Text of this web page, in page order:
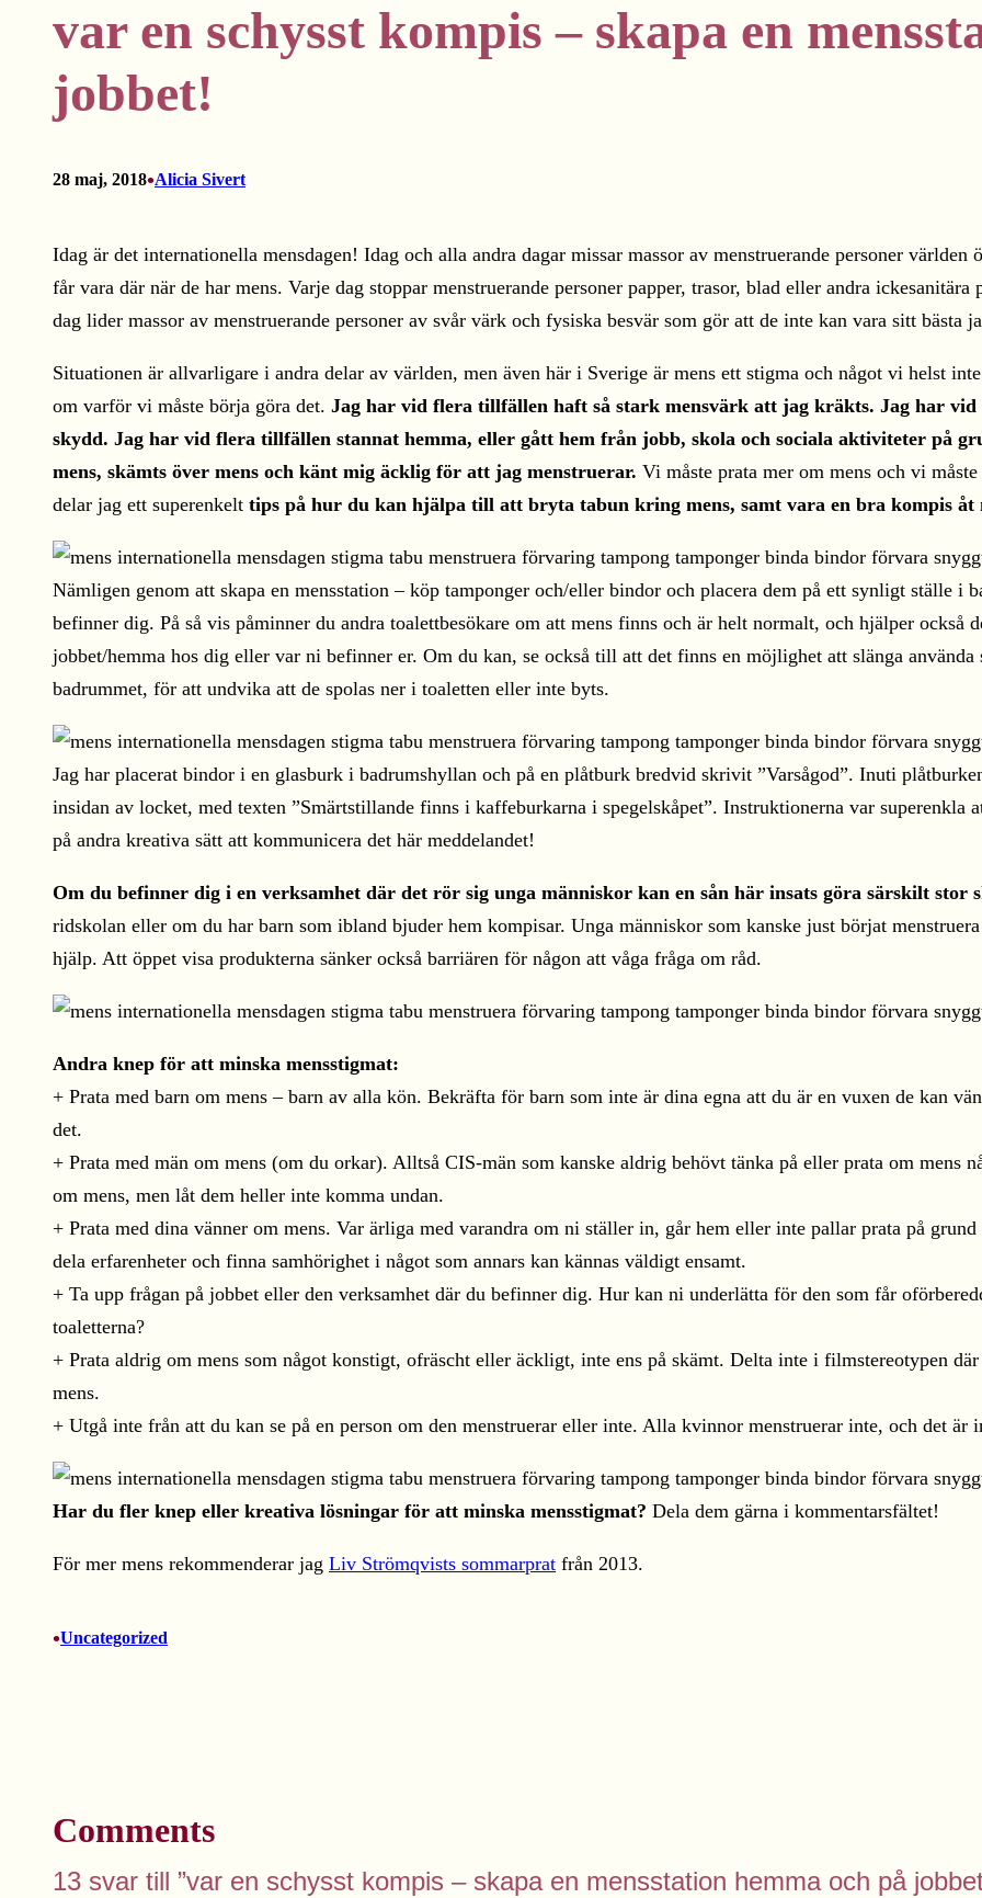
var en schysst kompis – skapa en
jobbet!
28 maj, 2018•Alicia Sivert
Idag är det internationella mensdagen! Idag och alla andra dagar missar massor av menstruerande personer
får vara där när de har mens. Varje dag stoppar menstruerande personer papper, trasor, blad eller andra
dag lider massor av menstruerande personer av svår värk och fysiska besvär som gör att de inte kan vara sitt bästa
Situationen är allvarligare i andra delar av världen, men även här i Sverige är mens ett stigma och något vi helst
om varför vi måste börja göra det. Jag har vid flera tillfällen haft så stark mensvärk att jag kräkts. Jag har
skydd. Jag har vid flera tillfällen stannat hemma, eller gått hem från jobb, skola och sociala aktiviteter på
mens, skämts över mens och känt mig äcklig för att jag menstruerar. Vi måste prata mer om mens och vi
delar jag ett superenkelt tips på hur du kan hjälpa till att bryta tabun kring mens, samt vara en bra kompis åt
Nämligen genom att skapa en mensstation – köp tamponger och/eller bindor och placera dem på ett synligt ställe i
befinner dig. På så vis påminner du andra toalettbesökare om att mens finns och är helt normalt, och hjälper också
jobbet/hemma hos dig eller var ni befinner er. Om du kan, se också till att det finns en möjlighet att slänga
badrummet, för att undvika att de spolas ner i toaletten eller inte byts.
Jag har placerat bindor i en glasburk i badrumshyllan och på en plåtburk bredvid skrivit ”Varsågod”. Inuti
insidan av locket, med texten ”Smärtstillande finns i kaffeburkarna i spegelskåpet”. Instruktionerna var superenkla
på andra kreativa sätt att kommunicera det här meddelandet!
Om du befinner dig i en verksamhet där det rör sig unga människor kan en sån här insats göra särskilt stor
ridskolan eller om du har barn som ibland bjuder hem kompisar. Unga människor som kanske just börjat
hjälp. Att öppet visa produkterna sänker också barriären för någon att våga fråga om råd.
Andra knep för att minska mensstigmat:
+ Prata med barn om mens – barn av alla kön. Bekräfta för barn som inte är dina egna att du är en vuxen de kan
det.
+ Prata med män om mens (om du orkar). Alltså CIS-män som kanske aldrig behövt tänka på eller prata om mens
om mens, men låt dem heller inte komma undan.
+ Prata med dina vänner om mens. Var ärliga med varandra om ni ställer in, går hem eller inte pallar prata på
dela erfarenheter och finna samhörighet i något som annars kan kännas väldigt ensamt.
+ Ta upp frågan på jobbet eller den verksamhet där du befinner dig. Hur kan ni underlätta för den som får
toaletterna?
+ Prata aldrig om mens som något konstigt, ofräscht eller äckligt, inte ens på skämt. Delta inte i filmstereotypen
mens.
+ Utgå inte från att du kan se på en person om den menstruerar eller inte. Alla kvinnor menstruerar inte, och det är
Har du fler knep eller kreativa lösningar för att minska mensstigmat? Dela dem gärna i kommentarsfältet!
För mer mens rekommenderar jag Liv Strömqvists sommarprat från 2013.
•Uncategorized
Comments
13 svar till ”var en schysst kompis – skapa en mensstation hemma och på